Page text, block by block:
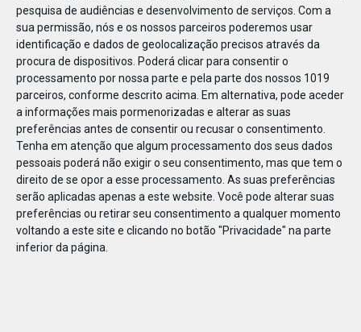
pesquisa de audiências e desenvolvimento de serviços. Com a
sua permissão, nós e os nossos parceiros poderemos usar
identificação e dados de geolocalização precisos através da
procura de dispositivos. Poderá clicar para consentir o
processamento por nossa parte e pela parte dos nossos 1019
parceiros, conforme descrito acima. Em alternativa, pode aceder
a informações mais pormenorizadas e alterar as suas
preferências antes de consentir ou recusar o consentimento.
Tenha em atenção que algum processamento dos seus dados
pessoais poderá não exigir o seu consentimento, mas que tem o
direito de se opor a esse processamento. As suas preferências
serão aplicadas apenas a este website. Você pode alterar suas
preferências ou retirar seu consentimento a qualquer momento
voltando a este site e clicando no botão "Privacidade" na parte
inferior da página.
247302067959867